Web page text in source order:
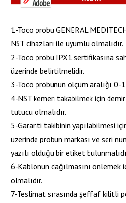
1-Toco probu GENERAL
NST cihazları ile uyumlu olmalıdır.
2-Toco probu IPX1 sertifikasına
üzerinde belirtilmelidir.
3-Toco probunun ölçüm aralığı 0-
4-NST kemeri takabilmek için
tutucu olmalıdır.
5-Garanti takibinin yapılabilmesi
üzerinde probun markası ve seri
yazılı olduğu bir etiket
6-Kablonun dağılmasını önlemek
olmalıdır.
7-Teslimat sırasında şeffaf kilitli